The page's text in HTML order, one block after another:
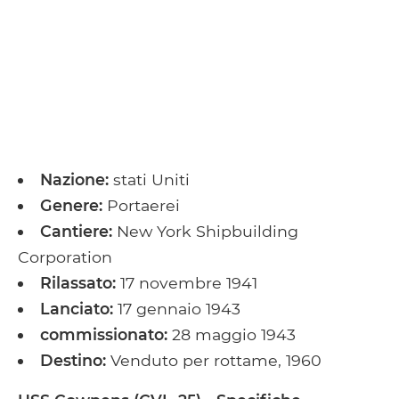
Nazione:stati Uniti
Genere:Portaerei
Cantiere:New York Shipbuilding
Corporation
Rilassato:17 novembre 1941
Lanciato:17 gennaio 1943
commissionato:28 maggio 1943
Destino:Venduto per rottame, 1960